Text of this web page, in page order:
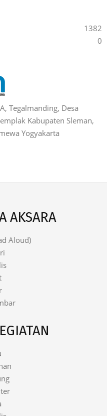
1382
0
Tegalmanding, Desa
Kabupaten Sleman,
Yogyakarta
AKSARA
Aloud)